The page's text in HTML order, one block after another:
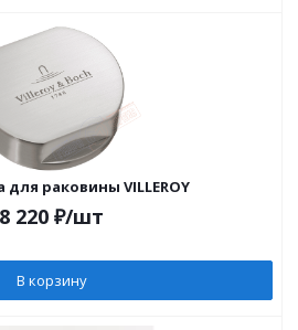
для раковины VILLEROY
8 220 ₽/шт
В корзину